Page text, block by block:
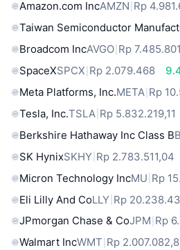
Amazon.com IncAMZN Rp
Taiwan Semiconductor
Broadcom IncAVGO Rp
SpaceXSPCX Rp 2.079.468
Meta Platforms, Inc.META Rp
Tesla, Inc.TSLA Rp 5.832.219,11
Berkshire Hathaway Inc Class B
SK HynixSKHY Rp 2.783.511,04
Micron Technology IncMU Rp
Eli Lilly And CoLLY Rp
JPmorgan Chase & CoJPM Rp
Walmart IncWMT Rp